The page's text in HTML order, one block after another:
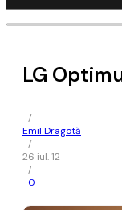
LG
/
Emil Dragotă
/
26 iul. 12
/
0